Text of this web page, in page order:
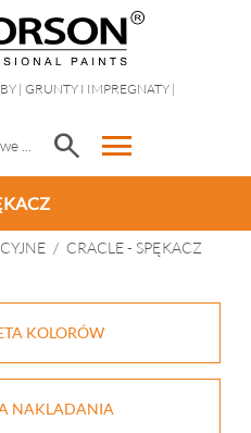
| GRUNTY I IMPREGNATY |
search menu
/ CRACLE - SPĘKACZ
KOLORÓW
NAKLADANIA